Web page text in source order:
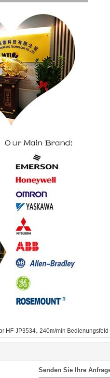
HF-JP3534, 240m/min Bedienungsfeld
Senden Sie Ihre